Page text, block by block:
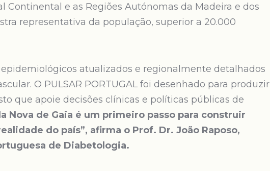
Continental e as Regiões Autónomas da Madeira e dos
representativa da população, superior a 20.000
atualizados e regionalmente detalhados
O PULSAR PORTUGAL foi desenhado para produzir
que apoie decisões clínicas e políticas públicas de
Nova de Gaia é um primeiro passo para construir
do país”, afirma o Prof. Dr. João Raposo,
de Diabetologia.